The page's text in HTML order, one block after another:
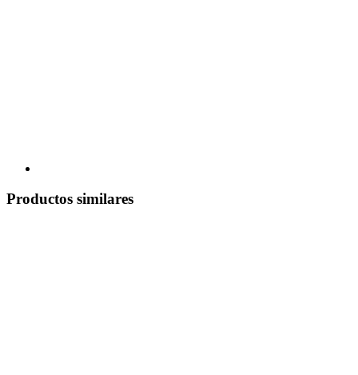
Productos similares